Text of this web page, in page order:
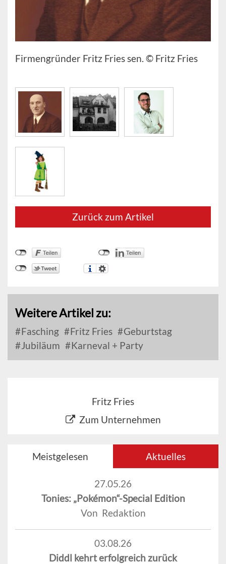
Firmengründer Fritz Fries sen. © Fritz Fries
Zurück zum Artikel
Weitere Artikel zu:
Fasching Fritz Fries
Geburtstag
Jubiläum
Karneval + Party
Fritz Fries
Zum Unternehmen
Meistgelesen Aktuelles
27.05.26
Tonies: „Pokémon“-Special Edition
Von Redaktion
03.08.26
Diddl kehrt erfolgreich zurück